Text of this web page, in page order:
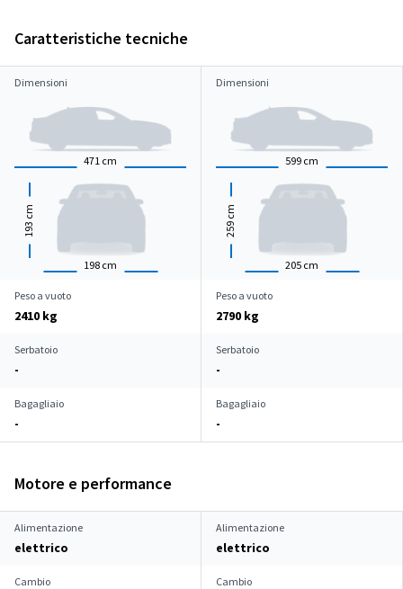
Caratteristiche tecniche
Dimensioni
471 cm
198 cm
193
cm
Dimensioni
599 cm
205 cm
259
cm
Peso a vuoto
2410 kg
Peso a vuoto
2790 kg
Serbatoio
-
Serbatoio
-
Bagagliaio
-
Bagagliaio
-
Motore e performance
Alimentazione
elettrico
Alimentazione
elettrico
Cambio Cambio